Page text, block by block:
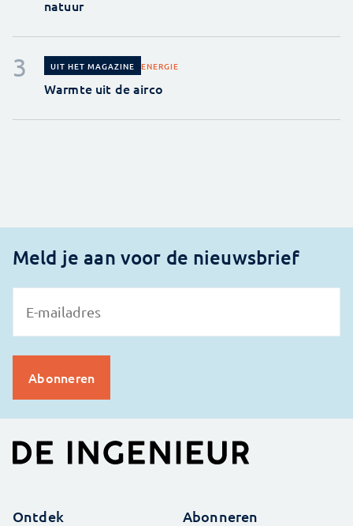
natuur
UIT HET MAGAZINE ENERGIE
Warmte uit de airco
Meld je aan voor de nieuwsbrief
Ontdek Abonneren